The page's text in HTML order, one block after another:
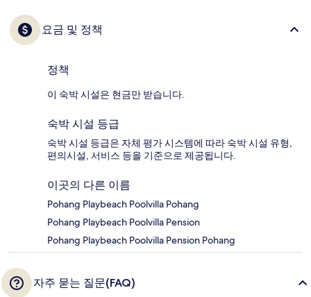
요금 및 정책
정책
이 숙박 시설은 현금만 받습니다.
숙박 시설 등급
숙박 시설 등급은 자체 평가 시스템에 따라 숙박 시설 유형,
편의시설, 서비스 등을 기준으로 제공됩니다.
이곳의 다른 이름
Pohang Playbeach Poolvilla Pohang
Pohang Playbeach Poolvilla Pension
Pohang Playbeach Poolvilla Pension Pohang
자주 묻는 질문(FAQ)